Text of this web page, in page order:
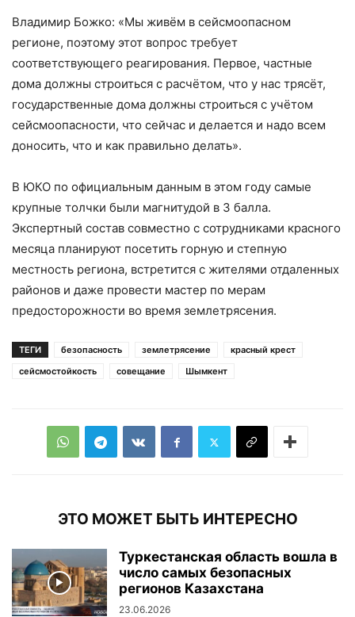
Владимир Божко: «Мы живём в сейсмоопасном
регионе, поэтому этот вопрос требует
соответствующего реагирования. Первое, частные
дома должны строиться с расчётом, что у нас трясёт,
государственные дома должны строиться с учётом
сейсмоопасности, что сейчас и делается и надо всем
доносить, что и как правильно делать».
В ЮКО по официальным данным в этом году самые
крупные толчки были магнитудой в 3 балла.
Экспертный состав совместно с сотрудниками красного
месяца планируют посетить горную и степную
местность региона, встретится с жителями отдаленных
районов и даже провести мастер по мерам
предосторожности во время землетрясения.
ТЕГИ безопасность землетрясение
красный крест
сейсмостойкость
совещание Шымкент
ЭТО МОЖЕТ БЫТЬ ИНТЕРЕСНО
Туркестанская область вошла в
число самых безопасных
регионов Казахстана
23.06.2026